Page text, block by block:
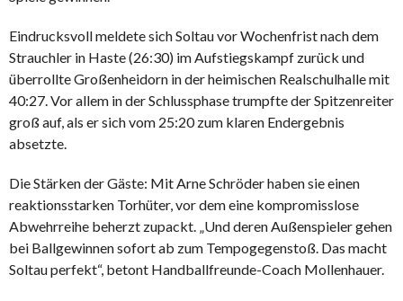
Eindrucksvoll meldete sich Soltau vor Wochenfrist nach dem
Strauchler in Haste (26:30) im Aufstiegskampf zurück und
überrollte Großenheidorn in der heimischen Realschulhalle mit
40:27. Vor allem in der Schlussphase trumpfte der Spitzenreiter
groß auf, als er sich vom 25:20 zum klaren Endergebnis
absetzte.
Die Stärken der Gäste: Mit Arne Schröder haben sie einen
reaktionsstarken Torhüter, vor dem eine kompromisslose
Abwehrreihe beherzt zupackt. „Und deren Außenspieler gehen
bei Ballgewinnen sofort ab zum Tempogegenstoß. Das macht
Soltau perfekt“, betont Handballfreunde-Coach Mollenhauer.